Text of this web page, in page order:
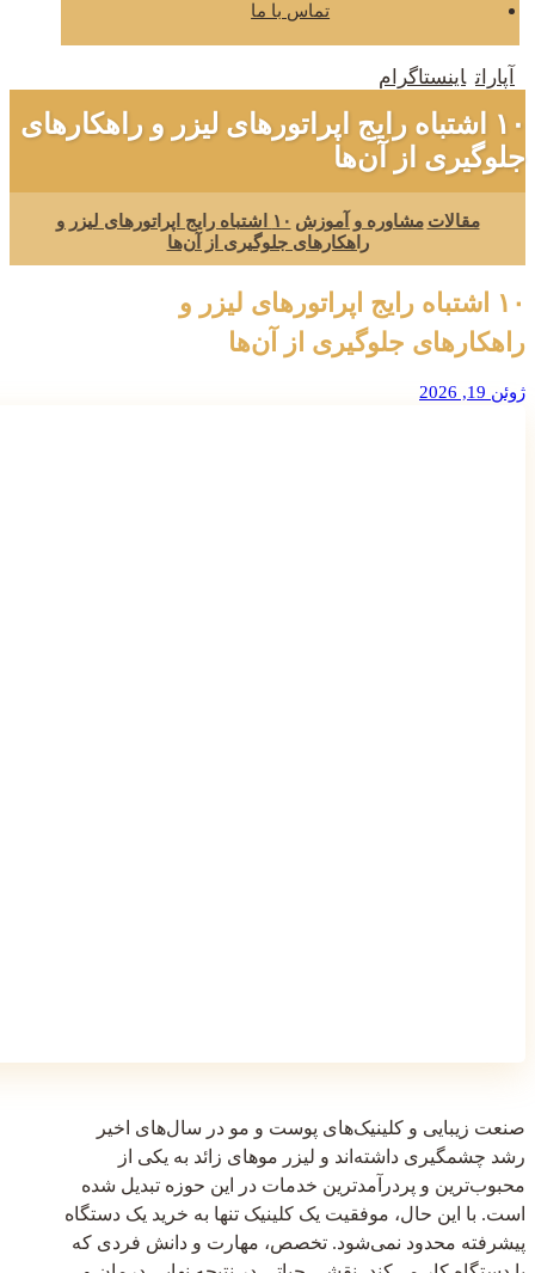
تماس با ما
آپارات اینستاگرام
۱۰ اشتباه رایج اپراتورهای لیزر و راهکارهای
جلوگیری از آن‌ها
مقالات مشاوره و آموزش
۱۰ اشتباه رایج اپراتورهای لیزر و
راهکارهای جلوگیری از آن‌ها
۱۰ اشتباه رایج اپراتورهای لیزر و
راهکارهای جلوگیری از آن‌ها
ژوئن 19, 2026
صنعت زیبایی و کلینیک‌های پوست و مو در سال‌های اخیر
رشد چشمگیری داشته‌اند و لیزر موهای زائد به یکی از
محبوب‌ترین و پردرآمدترین خدمات در این حوزه تبدیل شده
است. با این حال، موفقیت یک کلینیک تنها به خرید یک دستگاه
پیشرفته محدود نمی‌شود. تخصص، مهارت و دانش فردی که